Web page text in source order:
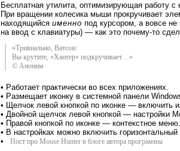
Бесплатная утилита, оптимизирующая работу
При вращении колесика мыши прокручивает
находящийся именно под курсором, а вовсе
на ввод с клавиатуры) — как это почему-то
«Тривиально, Ватсон:
Вы крутите, «Хантер» подкручивает…»
© Аноним
• Работает практически во всех приложениях.
• Размещает иконку в системной панели
• Щелчок левой кнопкой по иконке — включить
• Двойной щелчок левой кнопкой — настройки
• Правой кнопкой по иконке — контекстное меню.
• В настройках можно включить
•
Пост про Mouse Hunter в блоге автора программы